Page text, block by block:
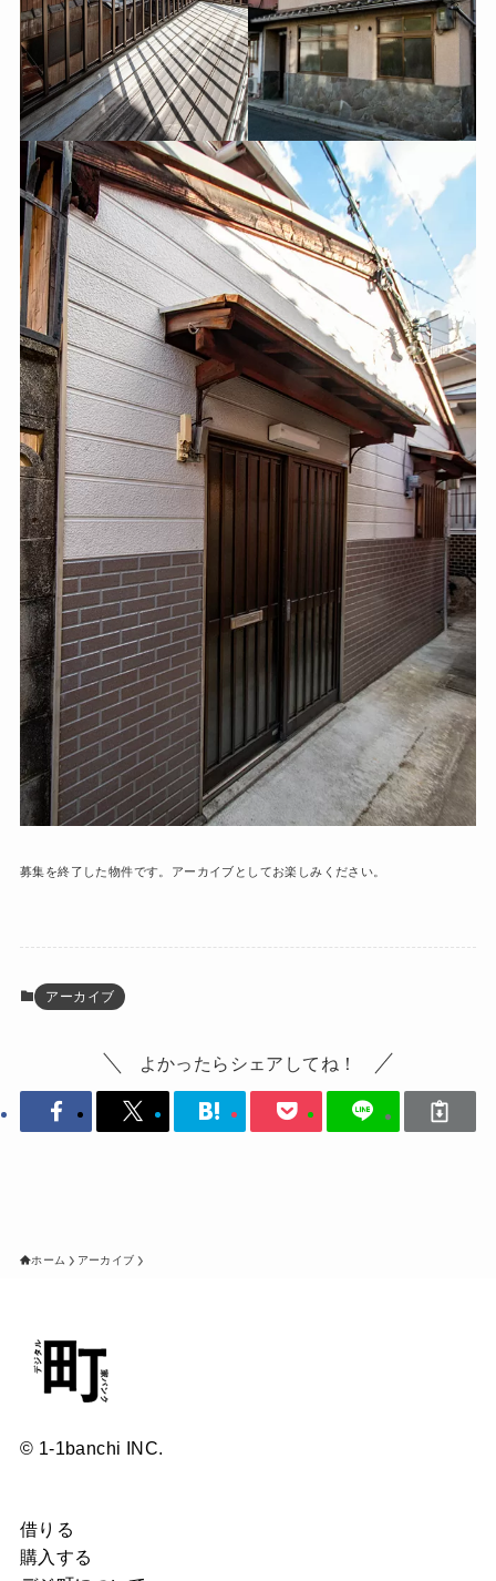
募集を終了した物件です。アーカイブとしてお楽しみください。
アーカイブ
よかったらシェアしてね！
ホーム アーカイブ
© 1-1banchi INC.
借りる
購入する